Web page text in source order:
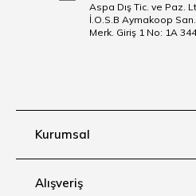
Kurumsal
Alışveriş
Aspa Dış Tic. ve Paz.
İ.O.S.B Aymakoop
Merk. Giriş 1 No: 1A